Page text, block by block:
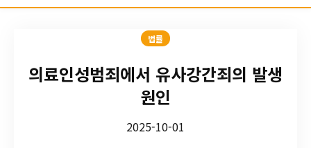
법률
의료인성범죄에서 유사강간죄의 발생
원인
2025-10-01